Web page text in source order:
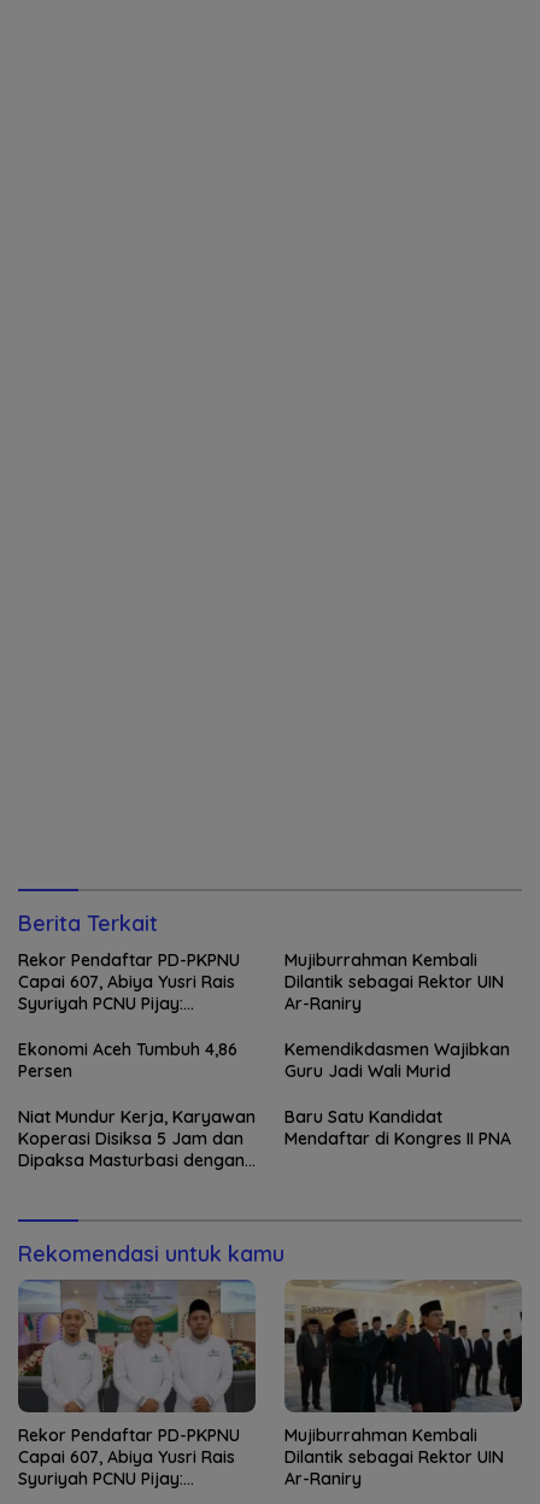
Berita Terkait
Rekor Pendaftar PD-PKPNU
Capai 607, Abiya Yusri Rais
Syuriyah PCNU Pijay:
Jantung Jam’iyah
Mujiburrahman Kembali
Dilantik sebagai Rektor UIN
Ar-Raniry
Ekonomi Aceh Tumbuh 4,86
Persen
Kemendikdasmen Wajibkan
Guru Jadi Wali Murid
Niat Mundur Kerja, Karyawan
Koperasi Disiksa 5 Jam dan
Dipaksa Masturbasi dengan
Baru Satu Kandidat
Mendaftar di Kongres II PNA
Rekomendasi untuk kamu
Rekor Pendaftar PD-PKPNU
Capai 607, Abiya Yusri Rais
Syuriyah PCNU Pijay:
Mujiburrahman Kembali
Dilantik sebagai Rektor UIN
Ar-Raniry